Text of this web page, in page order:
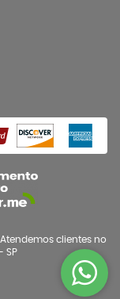
clientes no
- SP